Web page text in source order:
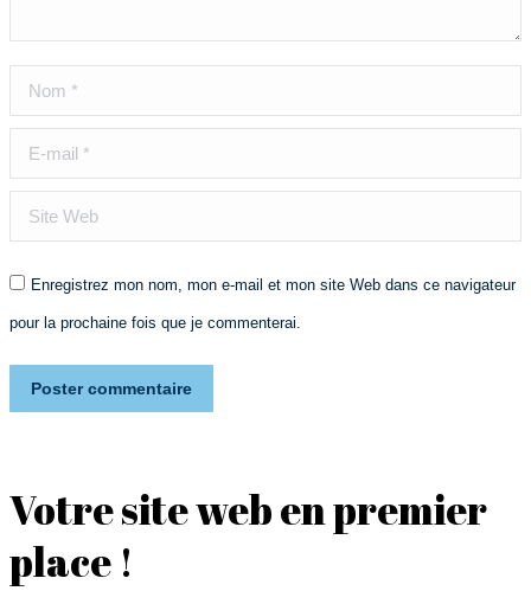
Nom *
E-mail *
Site Web
Enregistrez mon nom, mon e-mail et mon site Web dans ce navigateur
pour la prochaine fois que je commenterai.
Poster commentaire
Votre site web en premier
place !